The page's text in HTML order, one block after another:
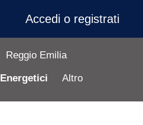
Accedi o registrati
Reggio Emilia
Energetici Altro